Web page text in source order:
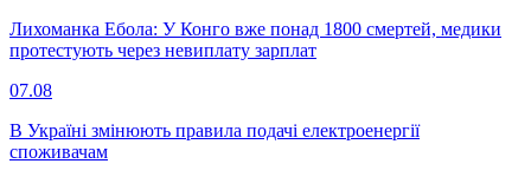
Лихоманка Ебола: У Конго вже понад 1800 смертей, медики
протестують через невиплату зарплат
07.08
В Україні змінюють правила подачі електроенергії
споживачам